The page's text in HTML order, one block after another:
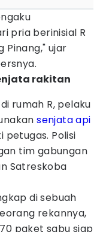
pria berinisial R
Pinang," ujar
rakitan
rumah R, pelaku
senjata api
Polisi
tim gabungan
Satreskoba
di sebuah
rekannya,
paket sabu siap